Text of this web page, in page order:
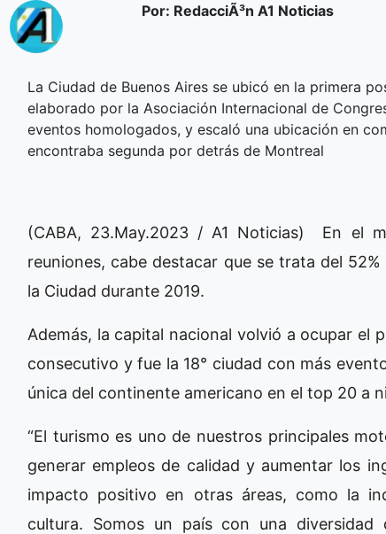
Por: RedacciÃ³n A1 Noticias
La Ciudad de Buenos Aires se ubicó en la primera
elaborado por la Asociación Internacional de
eventos homologados, y escaló una ubicación en
encontraba segunda por detrás de Montreal
(CABA, 23.May.2023 / A1 Noticias) En el
reuniones, cabe destacar que se trata del
la Ciudad durante 2019.
Además, la capital nacional volvió a ocupar el
consecutivo y fue la 18° ciudad con más
única del continente americano en el top 20 a
“El turismo es uno de nuestros principales
generar empleos de calidad y aumentar los
impacto positivo en otras áreas, como la
cultura. Somos un país con una